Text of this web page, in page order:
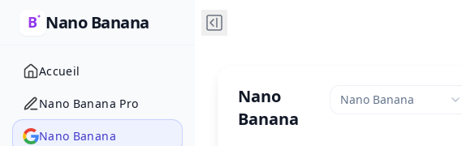
Nano Banana
Accueil
Nano Banana Pro
Nano Banana
Nano
Banana
Nano Banana